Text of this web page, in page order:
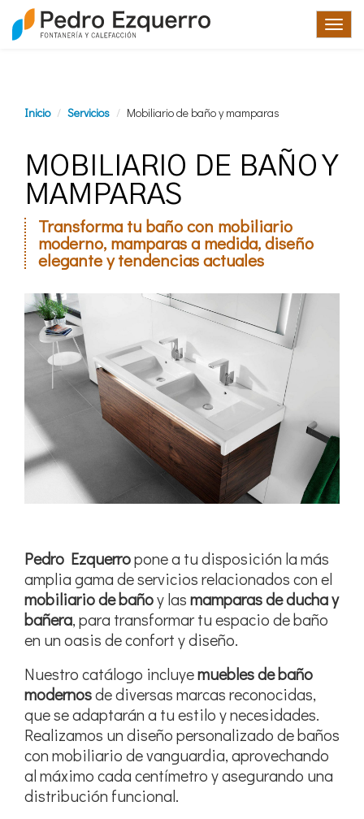
Inicio Servicios Mobiliario de baño y mamparas
MOBILIARIO DE BAÑO Y
MAMPARAS
Transforma tu baño con mobiliario
moderno, mamparas a medida, diseño
elegante y tendencias actuales
Pedro Ezquerropone a tu disposición la más
amplia gama de servicios relacionados con el
mobiliario de bañoy las mamparas de ducha y
bañera, para transformar tu espacio de baño
en un oasis de confort y diseño.
Nuestro catálogo incluyemuebles de baño
modernosde diversas marcas reconocidas,
que se adaptarán a tu estilo y necesidades.
Realizamos un diseño personalizado de baños
con mobiliario de vanguardia, aprovechando
al máximo cada centímetro y asegurando una
distribución funcional.